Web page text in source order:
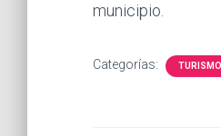
municipio.
Categorías: